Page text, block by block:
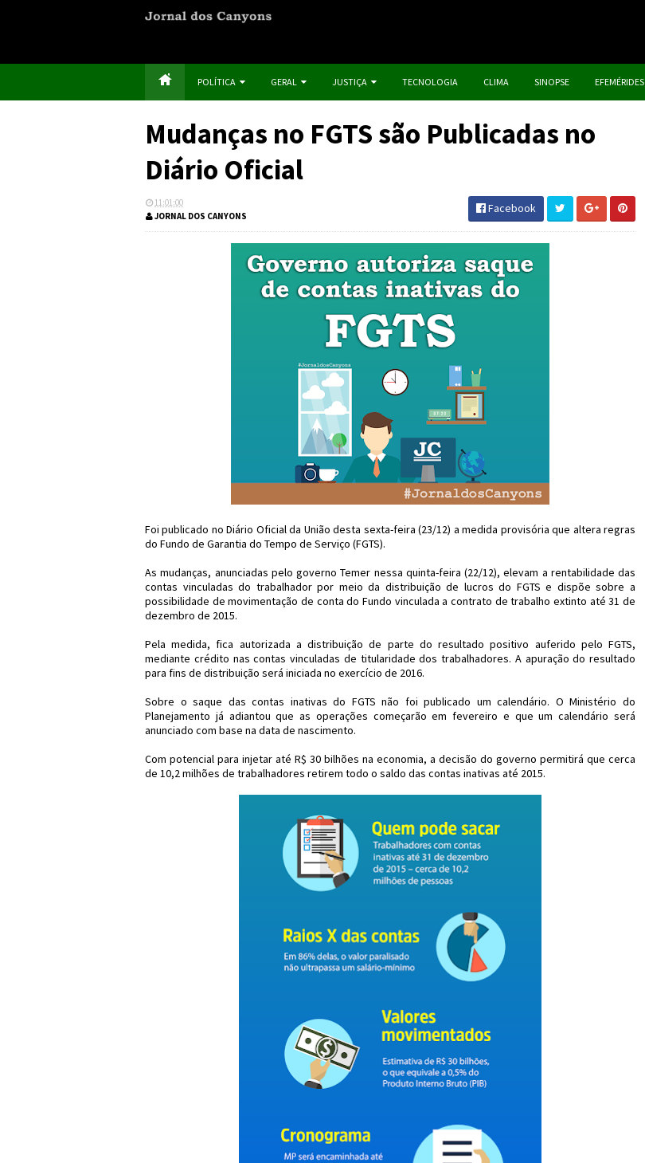
POLÍTICA GERAL JUSTIÇA TECNOLOGIA CLIMA SINOPSE EFEMÉRIDES
Mudanças no FGTS são Publicadas no
Diário Oficial
11:01:00
JORNAL DOS CANYONS
Facebook
Foi publicado no Diário Oficial da União desta sexta-feira (23/12) a medida provisória que altera regras
do Fundo de Garantia do Tempo de Serviço (FGTS).
As mudanças, anunciadas pelo governo Temer nessa quinta-feira (22/12), elevam a rentabilidade das
contas vinculadas do trabalhador por meio da distribuição de lucros do FGTS e dispõe sobre a
possibilidade de movimentação de conta do Fundo vinculada a contrato de trabalho extinto até 31 de
dezembro de 2015.
Pela medida, fica autorizada a distribuição de parte do resultado positivo auferido pelo FGTS,
mediante crédito nas contas vinculadas de titularidade dos trabalhadores. A apuração do resultado
para fins de distribuição será iniciada no exercício de 2016.
Sobre o saque das contas inativas do FGTS não foi publicado um calendário. O Ministério do
Planejamento já adiantou que as operações começarão em fevereiro e que um calendário será
anunciado com base na data de nascimento.
Com potencial para injetar até R$ 30 bilhões na economia, a decisão do governo permitirá que cerca
de 10,2 milhões de trabalhadores retirem todo o saldo das contas inativas até 2015.